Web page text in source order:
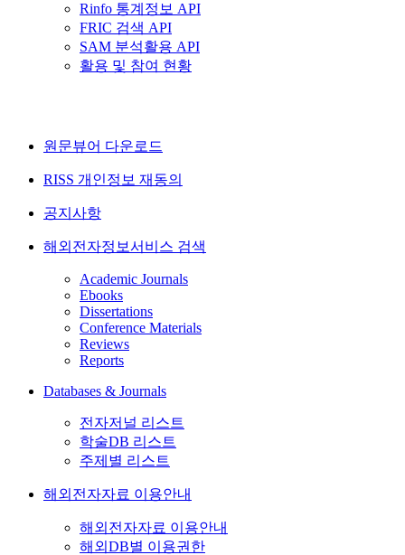
Rinfo 통계정보 API
FRIC 검색 API
SAM 분석활용 API
활용 및 참여 현황
원문뷰어 다운로드
RISS 개인정보 재동의
공지사항
해외전자정보서비스 검색
Academic Journals
Ebooks
Dissertations
Conference Materials
Reviews
Reports
Databases & Journals
전자저널 리스트
학술DB 리스트
주제별 리스트
해외전자자료 이용안내
해외전자자료 이용안내
해외DB별 이용권한